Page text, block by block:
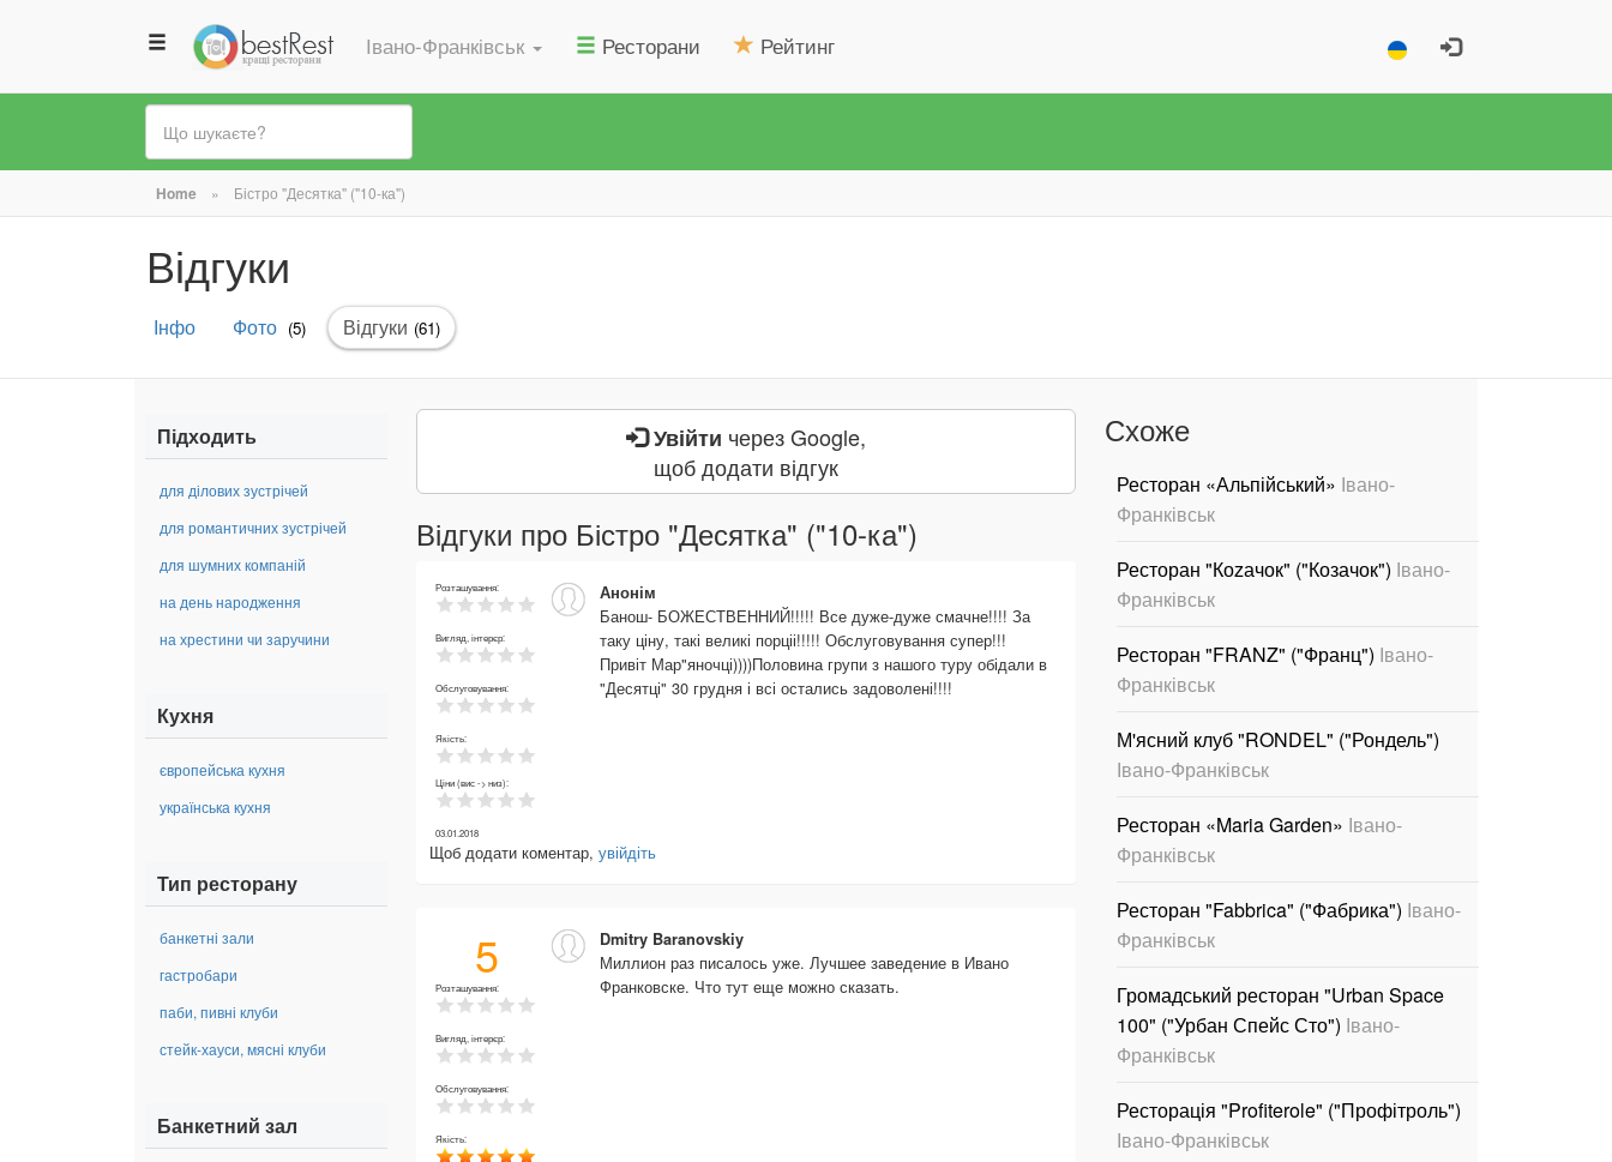
Івано-Франківськ Ресторани Рейтинг
Ви
є
тут
Home » Бістро "Десятка" ("10-ка")
Відгуки
Первинні
вкладки
Інфо Фото (5) Відгуки (активна
вкладка)
(61)
Підходить
для ділових зустрічей
для романтичних зустрічей
для шумних компаній
на день народження
на хрестини чи заручини
Кухня
європейська кухня
українська кухня
Тип ресторану
банкетні зали
гастробари
паби, пивні клуби
стейк-хауси, мясні клуби
Банкетний зал
Увійти через Google,
щоб додати відгук
Відгуки про Бістро "Десятка" ("10-ка")
Розташування:
Вигляд, інтерєр:
Обслуговування:
Якість:
Ціни (вис -> низ):
Анонім
Банош- БОЖЕСТВЕННИЙ!!!!! Все дуже-дуже смачне!!!! За
таку ціну, такі великі порціі!!!!! Обслуговування супер!!!
Привіт Мар"яночці))))Половина групи з нашого туру обідали в
"Десятці" 30 грудня і всі остались задоволені!!!!
03.01.2018
Щоб додати коментар, увійдіть
5
Розташування:
Вигляд, інтерєр:
Обслуговування:
Якість:
Dmitry Baranovskiy
Миллион раз писалось уже. Лучшее заведение в Ивано
Франковске. Что тут еще можно сказать.
Схоже
Ресторан «Альпійський» Івано-
Франківськ
Ресторан "Коzачок" ("Козачок") Івано-
Франківськ
Ресторан "FRANZ" ("Франц") Івано-
Франківськ
М'ясний клуб "RONDEL" ("Рондель")
Івано-Франківськ
Ресторан «Maria Garden» Івано-
Франківськ
Ресторан "Fabbrica" ("Фабрика") Івано-
Франківськ
Громадський ресторан "Urban Space
100" ("Урбан Спейс Сто") Івано-
Франківськ
Ресторація "Profiterole" ("Профітроль")
Івано-Франківськ